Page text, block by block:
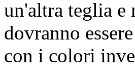
un'altra teglia
dovranno
con i colori